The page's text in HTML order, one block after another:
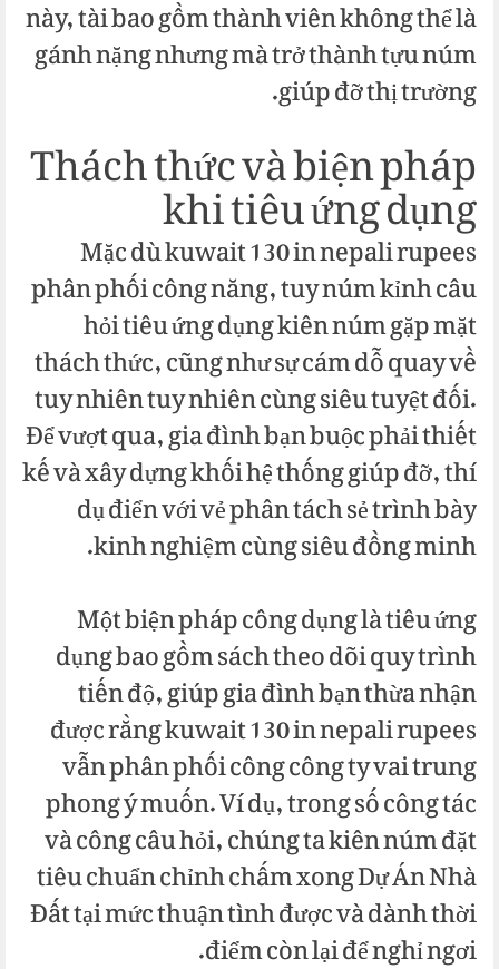
này, tài bao gồm thành viên không thể là
gánh nặng nhưng mà trở thành tựu núm
giúp đỡ thị trường.
Thách thức và biện pháp
khi tiêu ứng dụng
Mặc dù kuwait 130 in nepali rupees
phân phối công năng, tuy núm kỉnh câu
hỏi tiêu ứng dụng kiên núm gặp mặt
thách thức, cũng như sự cám dỗ quay về
tuy nhiên tuy nhiên cùng siêu tuyệt đối.
Để vượt qua, gia đình bạn buộc phải thiết
kế và xây dựng khối hệ thống giúp đỡ, thí
dụ điển với vẻ phân tách sẻ trình bày
kinh nghiệm cùng siêu đồng minh.
Một biện pháp công dụng là tiêu ứng
dụng bao gồm sách theo dõi quy trình
tiến độ, giúp gia đình bạn thừa nhận
được rằng kuwait 130 in nepali rupees
vẫn phân phối công công ty vai trung
phong ý muốn. Ví dụ, trong số công tác
và công câu hỏi, chúng ta kiên núm đặt
tiêu chuẩn chỉnh chấm xong Dự Án Nhà
Đất tại mức thuận tình được và dành thời
điểm còn lại để nghỉ ngơi.